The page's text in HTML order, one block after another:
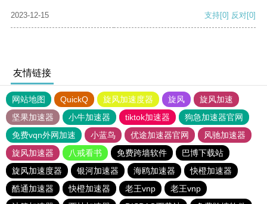
2023-12-15 支持[0] 反对[0]
友情链接
网站地图 QuickQ 旋风加速度器 旋风
旋风加速
坚果加速器
小牛加速器 tiktok加速器
狗急加速器官网
免费vqn外网加速
小蓝鸟 优途加速器官网
风驰加速器
旋风加速器
八戒看书 免费跨墙软件
巴博下载站
旋风加速度器
银河加速器 海鸥加速器
快橙加速器
酷通加速器
快橙加速器 老王vnp
老王vnp